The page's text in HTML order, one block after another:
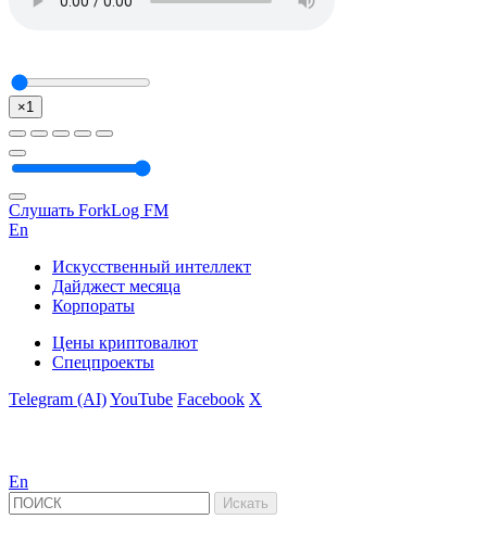
×1
Слушать ForkLog FM
En
Искусственный интеллект
Дайджест месяца
Корпораты
Цены криптовалют
Спецпроекты
Telegram (AI)YouTube Facebook X
En